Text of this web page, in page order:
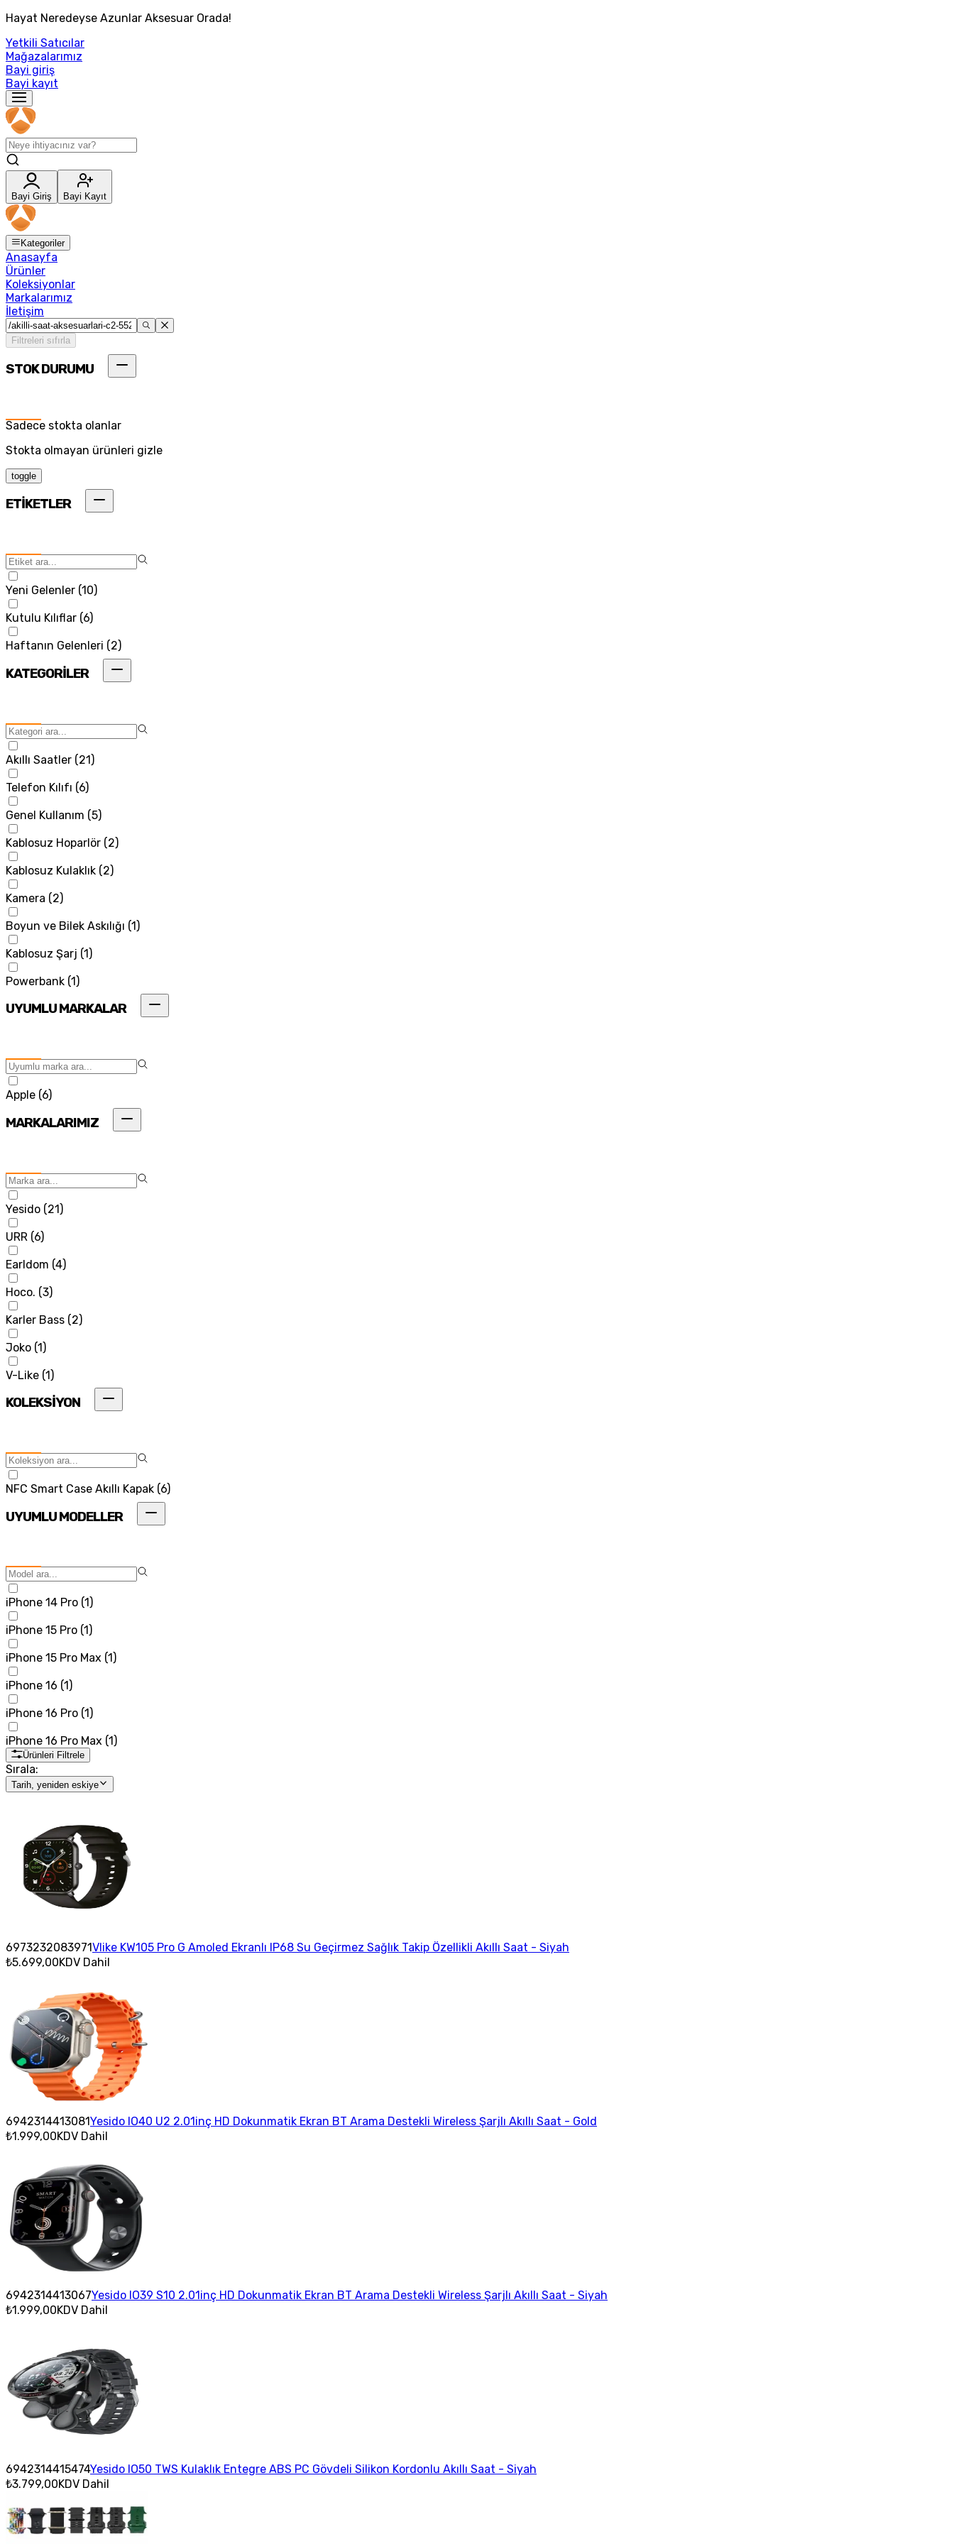
Hayat Neredeyse Azunlar Aksesuar Orada!
Yetkili Satıcılar
Mağazalarımız
Bayi giriş
Bayi kayıt
Bayi Giriş Bayi Kayıt
Kategoriler
Anasayfa
Ürünler
Koleksiyonlar
Markalarımız
İletişim
Filtreleri sıfırla
STOK DURUMU
Sadece stokta olanlar
Stokta olmayan ürünleri gizle
toggle
ETİKETLER
Yeni Gelenler (10)
Kutulu Kılıflar (6)
Haftanın Gelenleri (2)
KATEGORİLER
Akıllı Saatler (21)
Telefon Kılıfı (6)
Genel Kullanım (5)
Kablosuz Hoparlör (2)
Kablosuz Kulaklık (2)
Kamera (2)
Boyun ve Bilek Askılığı (1)
Kablosuz Şarj (1)
Powerbank (1)
UYUMLU MARKALAR
Apple (6)
MARKALARIMIZ
Yesido (21)
URR (6)
Earldom (4)
Hoco. (3)
Karler Bass (2)
Joko (1)
V-Like (1)
KOLEKSİYON
NFC Smart Case Akıllı Kapak (6)
UYUMLU MODELLER
iPhone 14 Pro (1 )
iPhone 15 Pro (1 )
iPhone 15 Pro Max (1 )
iPhone 16 (1 )
iPhone 16 Pro (1 )
iPhone 16 Pro Max (1 )
Ürünleri Filtrele
Sırala:
Tarih, yeniden eskiye
6973232083971Vlike KW105 Pro G Amoled Ekranlı IP68 Su Geçirmez Sağlık Takip Özellikli Akıllı Saat - Siyah
₺5.699,00KDV Dahil
6942314413081Yesido IO40 U2 2.01inç HD Dokunmatik Ekran BT Arama Destekli Wireless Şarjlı Akıllı Saat - Gold
₺1.999,00KDV Dahil
6942314413067Yesido IO39 S10 2.01inç HD Dokunmatik Ekran BT Arama Destekli Wireless Şarjlı Akıllı Saat - Siyah
₺1.999,00KDV Dahil
6942314415474Yesido IO50 TWS Kulaklık Entegre ABS PC Gövdeli Silikon Kordonlu Akıllı Saat - Siyah
₺3.799,00KDV Dahil